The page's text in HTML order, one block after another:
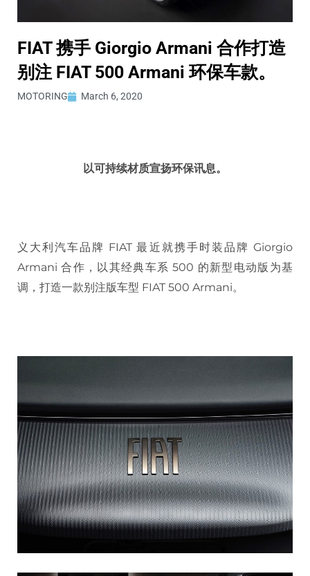
FIAT 携手 Giorgio Armani 合作打造
别注 FIAT 500 Armani 环保车款。
MOTORING March 6, 2020
以可持续材质宣扬环保讯息。
义大利汽车品牌 FIAT 最近就携手时装品牌 Giorgio
Armani 合作，以其经典车系 500 的新型电动版为基
调，打造一款别注版车型 FIAT 500 Armani。